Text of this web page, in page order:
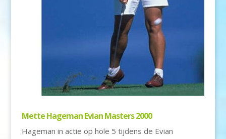
Mette Hageman Evian Masters 2000
Hageman in actie op hole 5 tijdens de Evian